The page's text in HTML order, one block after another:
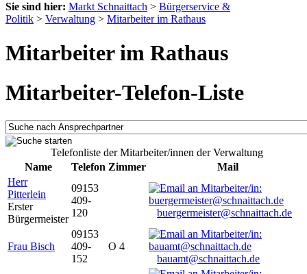
Sie sind hier: Markt Schnaittach > Bürgerservice &
Politik > Verwaltung > Mitarbeiter im Rathaus
Mitarbeiter im Rathaus
Mitarbeiter-Telefon-Liste
Telefonliste der Mitarbeiter/innen der Verwaltung
Name
Telefon Zimmer
Mail
Herr
Pitterlein
Erster
Bürgermeister
09153
409-
120
buergermeister@schnaittach.de
Frau Bisch
09153
409-
152
O 4
bauamt@schnaittach.de